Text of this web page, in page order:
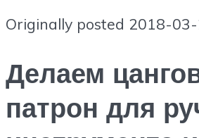
Originally posted 2018-03-
Делаем
патрон для